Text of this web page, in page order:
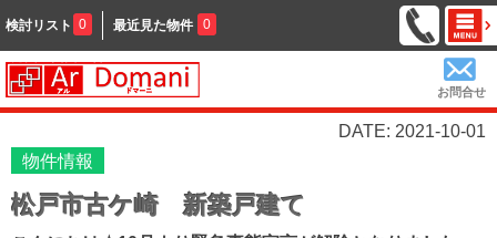
検討リスト 0 最近見た物件 0
お問合せ
DATE: 2021-10-01
物件情報
松戸市古ケ崎 新築戸建て